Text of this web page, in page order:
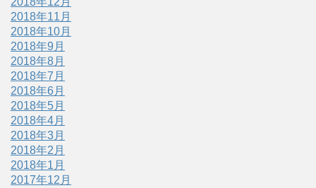
2018年11月
2018年10月
2018年9月
2018年8月
2018年7月
2018年6月
2018年5月
2018年4月
2018年3月
2018年2月
2018年1月
2017年12月